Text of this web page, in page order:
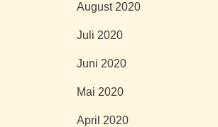
August 2020
Juli 2020
Juni 2020
Mai 2020
April 2020